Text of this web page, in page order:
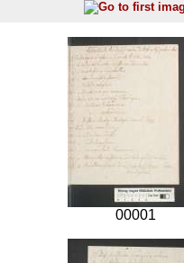
00001